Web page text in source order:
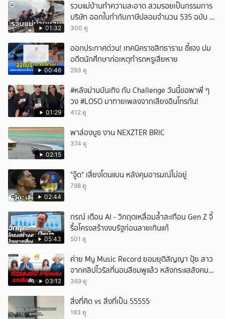
01:32
รวบแม่บ้านทำความสะอาด สวมรอยเป็นกรรมการ
บริษัท ออกใบกำกับภาษีปลอมจำนวน 535 ฉบับ รัฐ
เสียหายกว่า 129 ล้านบาท
300 ดู
00:46
ออกประกาศด่วน! เทคนิคราชสิทธาราม ชี้แจง ปม
อดีตนักศึกษาก่อเหตุทำรถหรูเสียหาย
293 ดู
01:29
#หลังม่านบันเทิง กับ Challenge วันนี้ขอพาพี่ ๆ
วง #LOSO มาทายเพลงจากเสียงอินโทรกัน!
412 ดู
02:15
พาส่องบูธ งาน NEXZTER BRIC
374 ดู
02:44
"จู๊ด" เสี่ยงโดนแบน หลังคุมอารมณ์ไม่อยู่
798 ดู
05:43
กรณ์ เตือน AI - วิกฤตเหลื่อมล้ำสะเทือน Gen Z จี้
รื้อโครงสร้างงบรัฐก่อนสายเกินแก้
501 ดู
03:12
ค่าย My Music Record ยอมยุติสัญญา ปุ้ย สาว
จากคลิปไวรัลที่นอนสีชมพูแล้ว หลังกระแสสังคม
และคนในวงการวิจารณ์เรื่องความเหมาะสม
369 ดู
สิ่งที่คิด vs สิ่งที่เป็น 55555
183 ดู